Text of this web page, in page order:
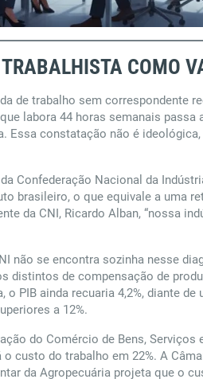
COMO
de trabalho sem correspondente
labora 44 horas semanais
Essa constatação não é
Confederação Nacional da
brasileiro, o que equivale a uma
da CNI, Ricardo Alban, “nossa
não se encontra sozinha nesse
distintos de compensação de
o PIB ainda recuaria 4,2%, diante
a 12%.
do Comércio de Bens,
o custo do trabalho em 22%. A
da Agropecuária projeta que o